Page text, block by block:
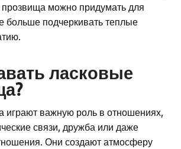
прозвища можно придумать для
больше подчеркивать теплые
ласковые
играют важную роль в отношениях,
связи, дружба или даже
Они создают атмосферу